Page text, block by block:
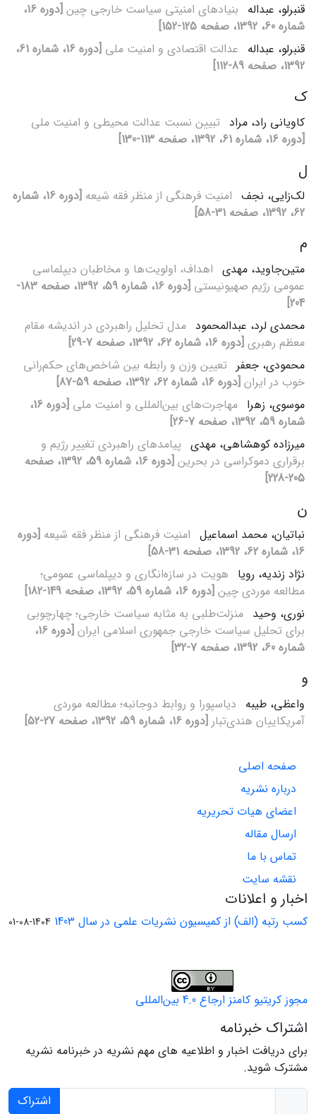
قنبرلو، عبداله بنیادهای امنیتی سیاست خارجی چین
[دوره 16،
شماره 60، 1392، صفحه 125-152]
قنبرلو، عبداله عدالت اقتصادی و امنیت ملی
[دوره 16، شماره 61،
1392، صفحه 89-112]
ک
کاویانی راد، مراد تبیین نسبت عدالت محیطی و امنیت ملی
[دوره 16، شماره 61، 1392، صفحه 113-130]
ل
لک‌زایی، نجف امنیت فرهنگی از منظر فقه شیعه
[دوره 16، شماره
62، 1392، صفحه 31-58]
م
متین‌جاوید، مهدی اهداف، اولویت‌ها و مخاطبان دیپلماسی
عمومی رژیم صهیونیستی
[دوره 16، شماره 59، 1392، صفحه 183-
204]
محمدی لرد، عبدالمحمود مدل تحلیل راهبردی در اندیشه مقام
معظم رهبری [دوره 16، شماره 62، 1392، صفحه 7-29]
محمودی، جعفر تعیین وزن و رابطه بین شاخص‌های حکم‌رانی
خوب در ایران [دوره 16، شماره 62، 1392، صفحه 59-87]
موسوی، زهرا مهاجرت‌های بین‌المللی و امنیت ملی
[دوره 16،
شماره 59، 1392، صفحه 7-26]
میرزاده‌ کوهشاهی، مهدی پیامدهای راهبردی تغییر رژیم و
برقراری دموکراسی در بحرین
[دوره 16، شماره 59، 1392، صفحه
205-228]
ن
نباتیان، محمد اسماعیل امنیت فرهنگی از منظر فقه شیعه [دوره
16، شماره 62، 1392، صفحه 31-58]
نژاد زندیه، رویا هویت در سازه‌انگاری و دیپلماسی عمومی؛
مطالعه موردی چین [دوره 16، شماره 59، 1392، صفحه 149-182]
نوری، وحید منزلت‌طلبی به مثابه سیاست خارجی؛ چهارچوبی
برای تحلیل سیاست خارجی جمهوری اسلامی ایران
[دوره 16،
شماره 60، 1392، صفحه 7-32]
و
واعظی، طیبه دیاسپورا و روابط دوجانبه؛ مطالعه موردی
آمریکاییان هندی‌تبار [دوره 16، شماره 59، 1392، صفحه 27-52]
صفحه اصلی
درباره نشریه
اعضای هیات تحریریه
ارسال مقاله
تماس با ما
نقشه سایت
اخبار و اعلانات
کسب رتبه (الف) از کمیسیون نشریات علمی در سال 1403 1404-08-01
مجوز کریتیو کامنز ارجاع 4.0 بین‌المللی
اشتراک خبرنامه
برای دریافت اخبار و اطلاعیه های مهم نشریه در خبرنامه نشریه
مشترک شوید.
اشتراک